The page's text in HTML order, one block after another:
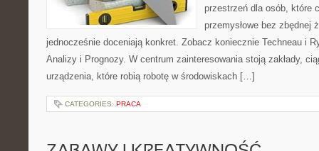
przestrzeń dla osób, które
przemysłowe bez zbędnej
jednocześnie doceniają konkret. Zobacz koniecznie Techneau i
Analizy i Prognozy. W centrum zainteresowania stoją zakłady,
urządzenia, które robią robotę w środowiskach […]
CATEGORIES: PRACA